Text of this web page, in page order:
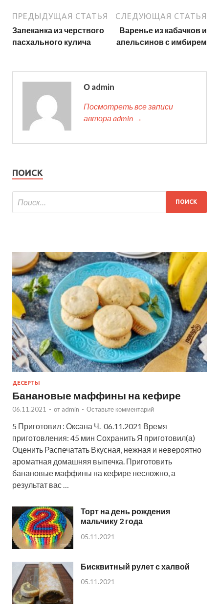
ПРЕДЫДУЩАЯ СТАТЬЯ
Запеканка из черствого
пасхального кулича
СЛЕДУЮЩАЯ СТАТЬЯ
Варенье из кабачков и
апельсинов с имбирем
О admin
Посмотреть все записи
автора admin →
ПОИСК
ДЕСЕРТЫ
Банановые маффины на кефире
06.11.2021 - от admin - Оставьте комментарий
5 Приготовил : Оксана Ч. 06.11.2021 Время
приготовления: 45 мин Сохранить Я приготовил(а)
Оценить Распечатать Вкусная, нежная и невероятно
ароматная домашняя выпечка. Приготовить
банановые маффины на кефире несложно, а
результат вас …
Торт на день рождения
мальчику 2 года
05.11.2021
Бисквитный рулет с халвой
05.11.2021